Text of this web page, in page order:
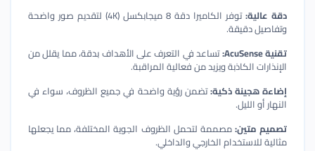
دقة عالية:
توفر الكاميرا دقة 8 ميجابكسل (4K) لتقديم صور واضحة
وتفاصيل دقيقة.
تقنية AcuSense:
تساعد في التعرف على الأهداف بدقة، مما يقلل من
الإنذارات الكاذبة ويزيد من فعالية المراقبة.
إضاءة هجينة ذكية:تضمن رؤية واضحة في جميع الظروف، سواء في
النهار أو الليل.
تصميم متين:مصممة لتحمل الظروف الجوية المختلفة، مما يجعلها
مثالية للاستخدام الخارجي والداخلي.